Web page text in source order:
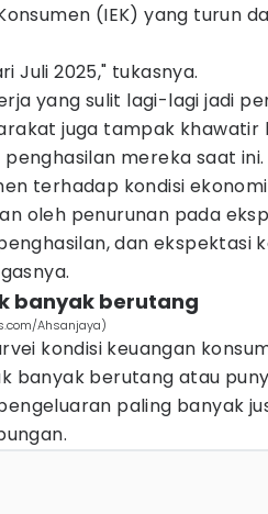
(IEK) yang turun
Juli 2025," tukasnya.
yang sulit lagi-lagi jadi
juga tampak khawatir
mereka saat ini.
terhadap kondisi
oleh penurunan pada
dan ekspektasi
banyak berutang
Ahsanjaya)
kondisi keuangan
banyak berutang atau
paling banyak